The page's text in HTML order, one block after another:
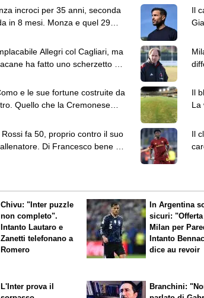
incroci per 35 anni, seconda
in 8 mesi. Monza e quel 29
Il
Allegri col Cagliari, ma
ha fatto uno scherzetto al
e le sue fortune costruite da
Quello che la Cremonese
Il
La
Rossi fa 50, proprio contro il suo
Di Francesco bene col
Il
Chivu: "Inter puzzle
non completo".
Intanto Lautaro e
Zanetti telefonano a
Romero
In Argentina
sicuri: "Offerta
Milan per
Intanto
diceau revoir
L'Inter prova il
Branchini: